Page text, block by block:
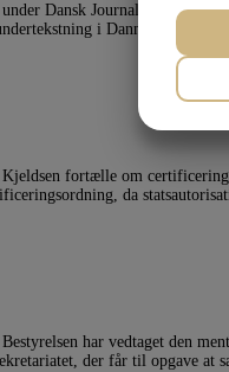
Dansk Journalistforbund
i Danmark,
fortælle om
da
har vedtaget den
der får til opgave at